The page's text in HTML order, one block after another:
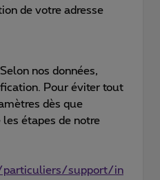
de votre adresse
nos données,
Pour éviter tout
dès que
étapes de notre
support/in